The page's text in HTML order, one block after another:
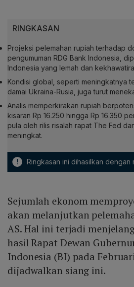
RINGKASAN
Projeksi pelemahan rupiah terhadap
pengumuman RDG Bank Indonesia,
Indonesia yang lemah dan
Kondisi global, seperti meningkatnya
damai Ukraina-Rusia, juga turut
Analis memperkirakan rupiah
kisaran Rp 16.250 hingga Rp 16.350
pula oleh rilis risalah rapat The Fed
meningkat.
! Ringkasan ini dihasilkan dengan
Sejumlah ekonom
akan melanjutkan
AS. Hal ini terjadi
hasil Rapat Dewan
Indonesia (BI) pada
dijadwalkan siang ini.